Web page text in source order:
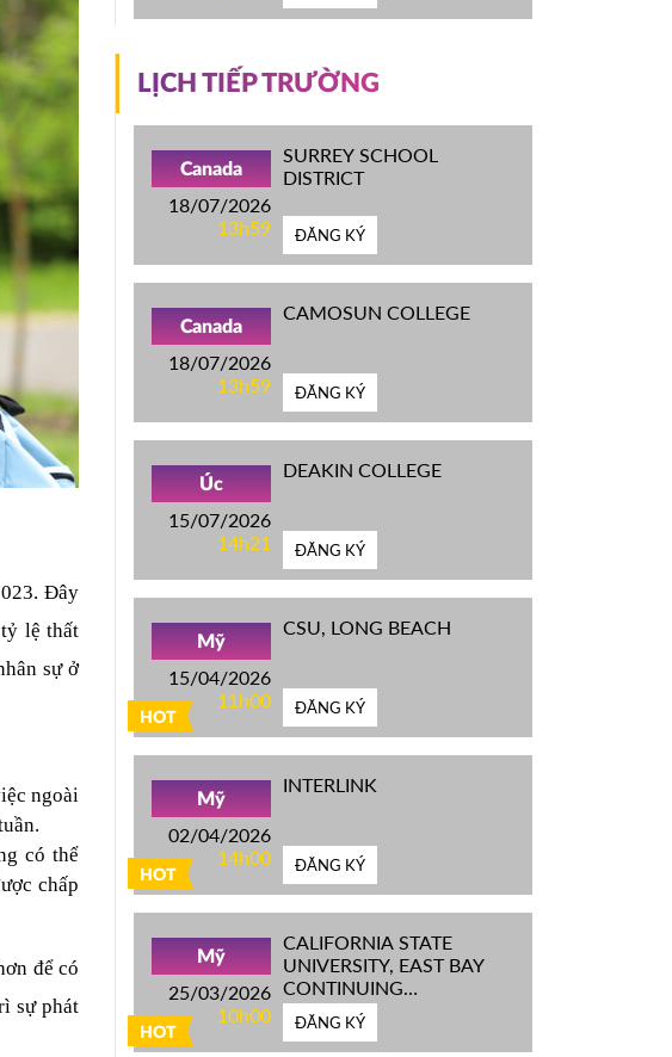
Đây
lệ thất
sự ở
ngoài
có thể
chấp
để có
sự phát
LỊCH TIẾP TRƯỜNG
Canada
18/07/2026
13h59
SURREY SCHOOL
DISTRICT
ĐĂNG KÝ
Canada
18/07/2026
13h59
CAMOSUN COLLEGE
ĐĂNG KÝ
Úc
15/07/2026
14h21
DEAKIN COLLEGE
ĐĂNG KÝ
HOT
Mỹ
15/04/2026
11h00
CSU, LONG BEACH
ĐĂNG KÝ
HOT
Mỹ
02/04/2026
14h00
INTERLINK
ĐĂNG KÝ
HOT
Mỹ
25/03/2026
10h00
CALIFORNIA STATE
UNIVERSITY, EAST BAY
CONTINUING
EDUCATION
ĐĂNG KÝ